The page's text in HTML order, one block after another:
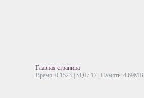
Главная страница
Время: 0.1523 | SQL: 17 | Память: 4.69MB